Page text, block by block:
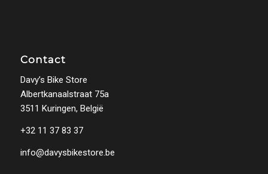
Contact
Davy’s Bike Store
Albertkanaalstraat 75a
3511 Kuringen, België
+32 11 37 83 37
info@davysbikestore.be